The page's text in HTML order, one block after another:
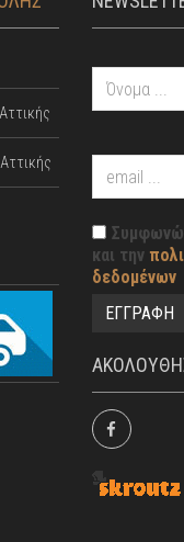
Συμφωνώ
και την
δεδομένων